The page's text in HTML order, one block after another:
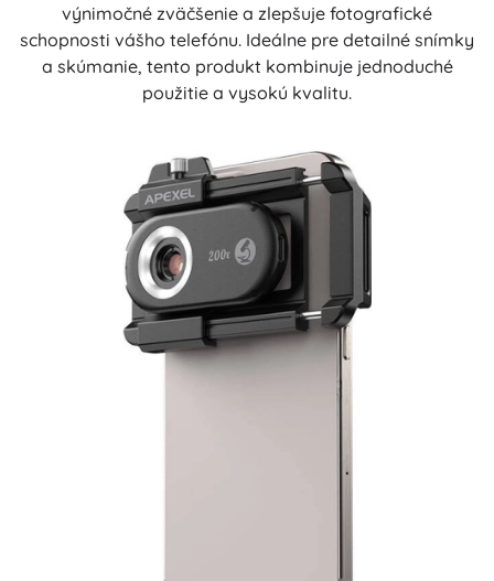
výnimočné zväčšenie a zlepšuje fotografické
schopnosti vášho telefónu. Ideálne pre detailné snímky
a skúmanie, tento produkt kombinuje jednoduché
použitie a vysokú kvalitu.